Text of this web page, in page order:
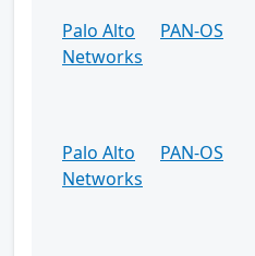
Palo Alto
Networks
PAN-OS
Palo Alto
Networks
PAN-OS